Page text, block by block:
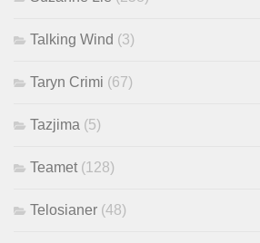
Talking Wind (3)
Taryn Crimi (67)
Tazjima (5)
Teamet (128)
Telosianer (48)